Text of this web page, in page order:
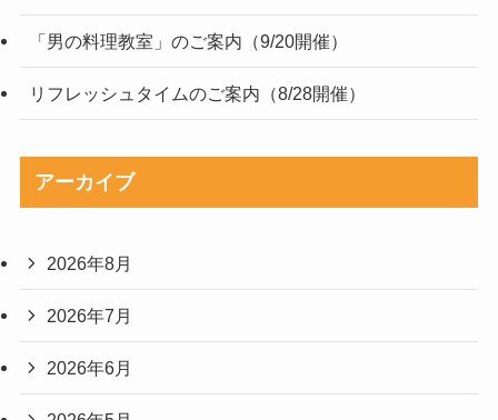
「男の料理教室」のご案内（9/20開催）
リフレッシュタイムのご案内（8/28開催）
アーカイブ
2026年8月
2026年7月
2026年6月